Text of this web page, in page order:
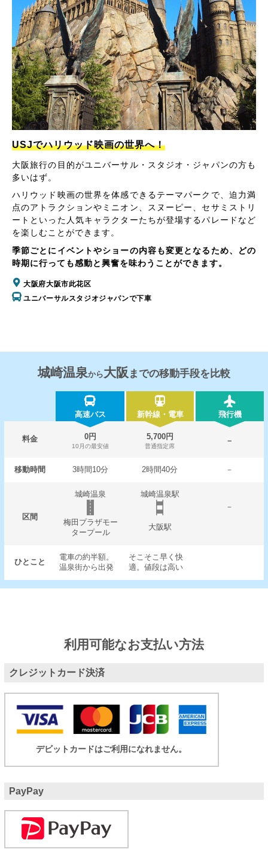
USJでハリウッド映画の世界へ！
大阪旅行の目的がユニバーサル・スタジオ・ジャパンの方も
多いはず。
ハリウッド映画の世界を体感できるテーマパークで、迫力満
点のアトラクションやミニオン、スヌーピー、セサミストリ
ートといった人気キャラクターたちが登場するパレードなど
を楽しむことができます。
季節ごとにイベントやショーの内容も変更となるため、どの
時期に行っても感動と興奮を味わうことができます。
大阪府大阪市此花区
ユニバーサルスタジオジャパンで下車
城崎温泉から大阪 までの移動手段を比較
高速バス 新幹線・電車 飛行機
料金 0円
10月の最安値
5,700円
普通指定席
－
移動時間 3時間10分 2時間40分 －
区間
城崎温泉
城崎温泉駅
－
梅田プラザモー
タープール
大阪駅
ひとこと
電車の約半額。
温泉街から出発
そこそこ早く快
適。値段は高い
利用可能なお支払い方法
クレジットカード決済
デビットカードはご利用になれません。
PayPay